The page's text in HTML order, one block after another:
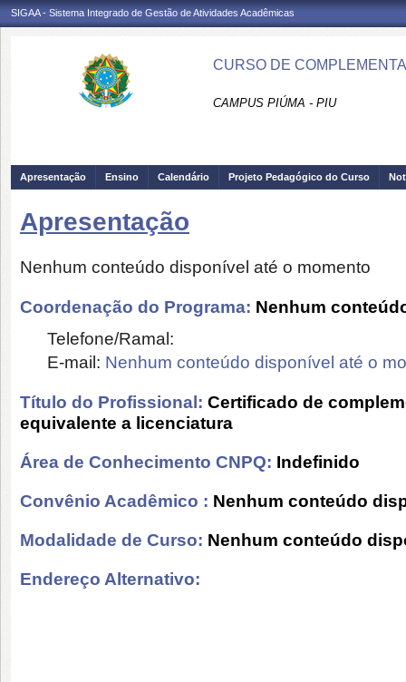
SIGAA - Sistema Integrado de Gestão de Atividades Acadêmicas
CURSO DE
CAMPUS PIÚMA - PIU
Apresentação Ensino Calendário Projeto Pedagógico do Curso
Apresentação
Nenhum conteúdo disponível até o momento
Coordenação do Programa: Nenhum
Telefone/Ramal:
E-mail: Nenhum conteúdo disponível até o
Título do Profissional: Certificado de
equivalente a licenciatura
Área de Conhecimento CNPQ: Indefinido
Convênio Acadêmico : Nenhum conteúdo
Modalidade de Curso: Nenhum conteúdo
Endereço Alternativo: